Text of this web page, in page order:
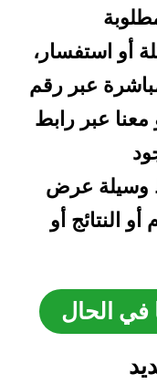
أو استفسار،
عبر رقم
معنا عبر رابط
وسيلة عرض
النتائج أو
في الحال